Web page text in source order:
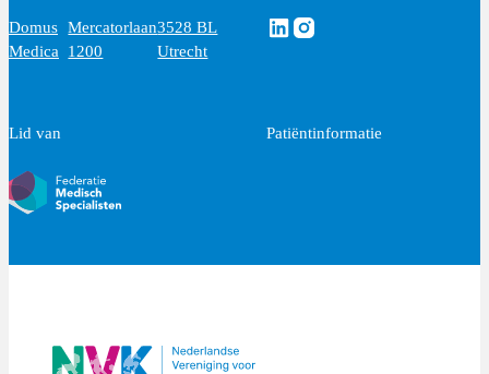
Domus
Medica
Mercatorlaan
1200
3528 BL
Utrecht
Volg ons via Linkedin
Volg ons via Instagram
Lid van Patiëntinformatie